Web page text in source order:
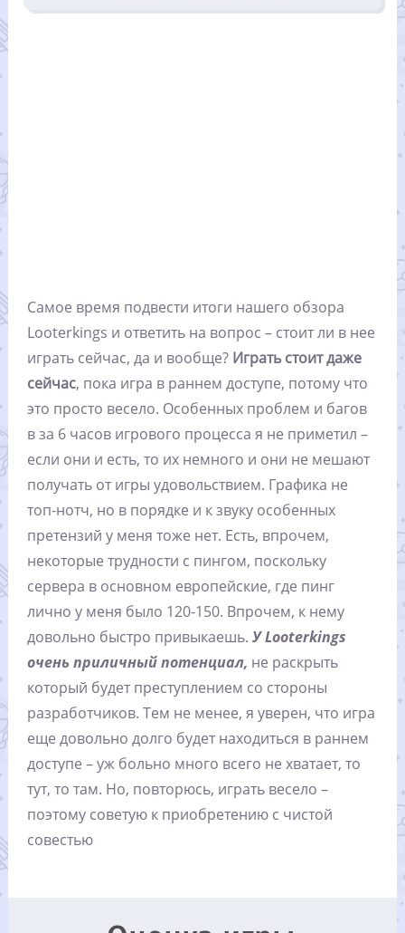
Самое время подвести итоги нашего обзора
Looterkings и ответить на вопрос – стоит ли в нее
играть сейчас, да и вообще? Играть стоит даже
сейчас, пока игра в раннем доступе, потому что
это просто весело. Особенных проблем и багов
в за 6 часов игрового процесса я не приметил –
если они и есть, то их немного и они не мешают
получать от игры удовольствием. Графика не
топ-нотч, но в порядке и к звуку особенных
претензий у меня тоже нет. Есть, впрочем,
некоторые трудности с пингом, поскольку
сервера в основном европейские, где пинг
лично у меня было 120-150. Впрочем, к нему
довольно быстро привыкаешь.У Looterkings
очень приличный потенциал, не раскрыть
который будет преступлением со стороны
разработчиков. Тем не менее, я уверен, что игра
еще довольно долго будет находиться в раннем
доступе – уж больно много всего не хватает, то
тут, то там. Но, повторюсь, играть весело –
поэтому советую к приобретению с чистой
совестью